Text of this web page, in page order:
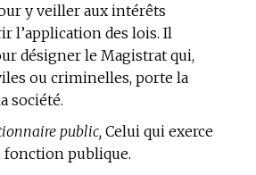
y veiller aux intérêts
l’application des lois. Il
désigner le Magistrat qui,
ou criminelles, porte la
société.
public, Celui qui exerce
fonction publique.